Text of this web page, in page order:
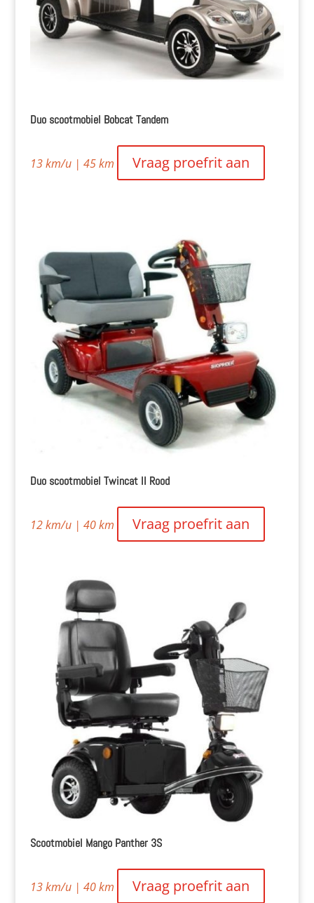
Duo scootmobiel Bobcat Tandem
13 km/u | 45 km Vraag proefrit aan
Duo scootmobiel Twincat II Rood
12 km/u | 40 km Vraag proefrit aan
Scootmobiel Mango Panther 3S
13 km/u | 40 km Vraag proefrit aan